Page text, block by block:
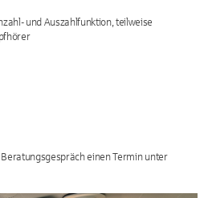
und Auszahlfunktion, teilweise
einen Termin unter